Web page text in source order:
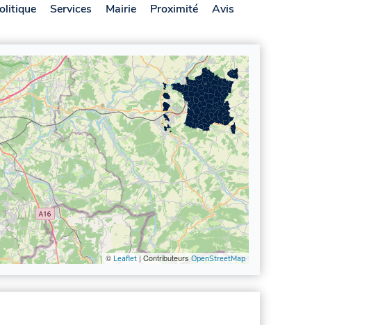
Services Mairie Proximité Avis
© Leaflet | Contributeurs OpenStreetMap